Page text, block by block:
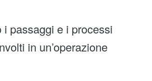
i passaggi e i processi
in un’operazione